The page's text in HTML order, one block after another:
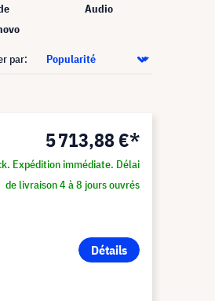
Audio
par:
5 713,88 €*
Expédition immédiate. Délai
de livraison 4 à 8 jours ouvrés
Détails